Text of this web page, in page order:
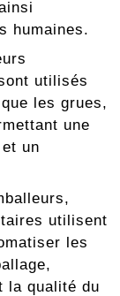
humaines.
utilisés
les grues,
une
un
utilisent
les
la qualité du